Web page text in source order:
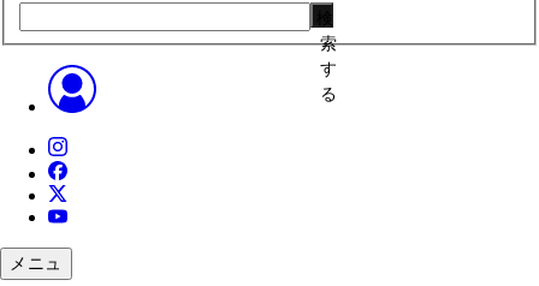
索
す
る
メニュ